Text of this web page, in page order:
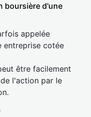
boursière d'une
appelée
entreprise cotée
être facilement
l'action par le